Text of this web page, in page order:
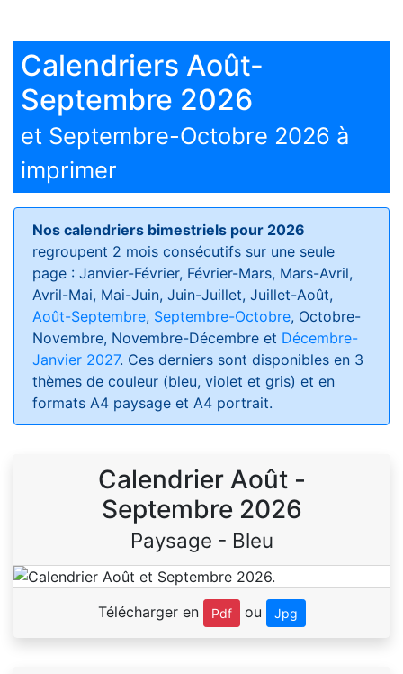
Calendriers Août-
Septembre 2026
et Septembre-Octobre 2026 à
imprimer
Nos calendriers bimestriels pour 2026
regroupent 2 mois consécutifs sur une seule
page : Janvier-Février, Février-Mars, Mars-Avril,
Avril-Mai, Mai-Juin, Juin-Juillet, Juillet-Août,
Août-Septembre, Septembre-Octobre, Octobre-
Novembre, Novembre-Décembre et Décembre-
Janvier 2027. Ces derniers sont disponibles en 3
thèmes de couleur (bleu, violet et gris) et en
formats A4 paysage et A4 portrait.
Calendrier Août -
Septembre 2026
Paysage - Bleu
Télécharger en Pdf ou Jpg